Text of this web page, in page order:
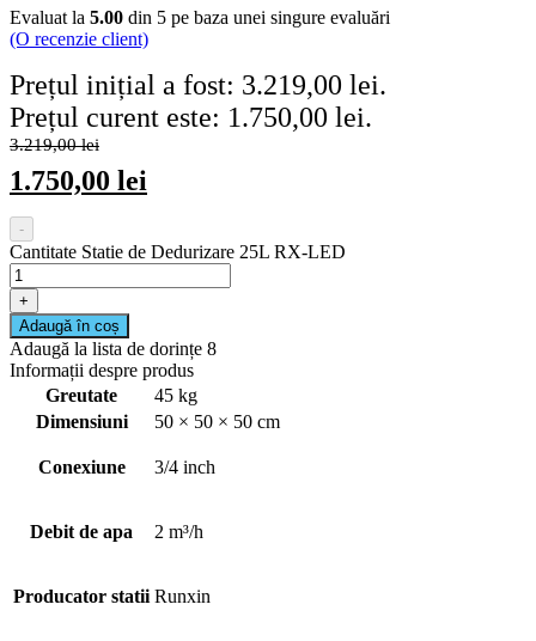
Evaluat la 5.00 din 5 pe baza unei singure evaluări
(O recenzie client)
3.219,00lei
Prețul inițial a fost: 3.219,00 lei.
1.750,00 lei
Prețul curent este: 1.750,00 lei.
-
Cantitate Statie de Dedurizare 25L RX-LED
+
Adaugă în coș
Adaugă la lista de dorințe 8
Informații despre produs
Greutate
45 kg
Dimensiuni
50 × 50 × 50 cm
Conexiune 3/4 inch
Debit de apa 2 m³/h
Producator statii Runxin